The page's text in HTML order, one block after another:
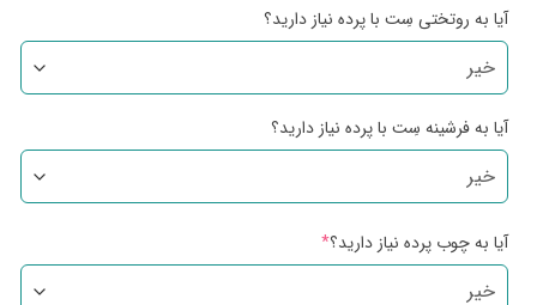
آیا به روتختی سِت با پرده نیاز دارید؟
آیا به فرشینه سِت با پرده نیاز دارید؟
آیا به چوب پرده نیاز دارید؟*